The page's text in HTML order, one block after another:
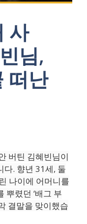
사
님,
떠난
버틴 김혜빈님이
다. 향년 31세, 둘
나이에 어머니를
뿌렸던 ‘배그 부
결말을 맞이했습